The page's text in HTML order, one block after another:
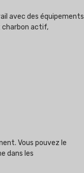
avec des équipements
charbon actif,
Vous pouvez le
dans les